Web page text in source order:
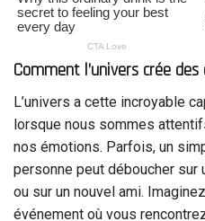
Comment l’univers crée
L’univers a cette incroyable
lorsque nous sommes
nos émotions. Parfois, un
personne peut déboucher sur
ou sur un nouvel ami.
événement où vous